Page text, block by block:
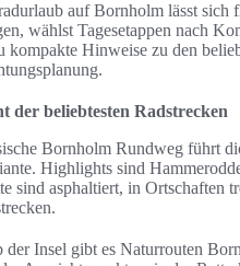
auf Bornholm lässt sich
wählst Tagesetappen nach
kompakte Hinweise zu den
der beliebtesten Radstrecken
Bornholm Rundweg führt
Highlights sind
sind asphaltiert, in Ortschaften
der Insel gibt es Naturrouten